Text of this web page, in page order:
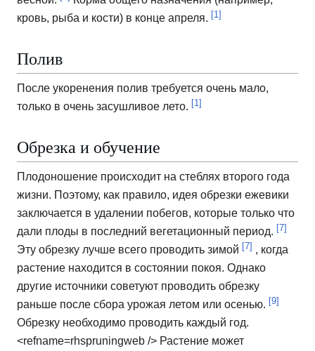
кровь, рыба и кости) в конце апреля. [1]
Полив
После укоренения полив требуется очень мало,
только в очень засушливое лето. [1]
Обрезка и обучение
Плодоношение происходит на стеблях второго года
жизни. Поэтому, как правило, идея обрезки ежевики
заключается в удалении побегов, которые только что
дали плоды в последний вегетационный период. [7]
Эту обрезку лучше всего проводить зимой [7] , когда
растение находится в состоянии покоя. Однако
другие источники советуют проводить обрезку
раньше после сбора урожая летом или осенью. [9]
Обрезку необходимо проводить каждый год.
<refname=rhspruningweb /> Растение может